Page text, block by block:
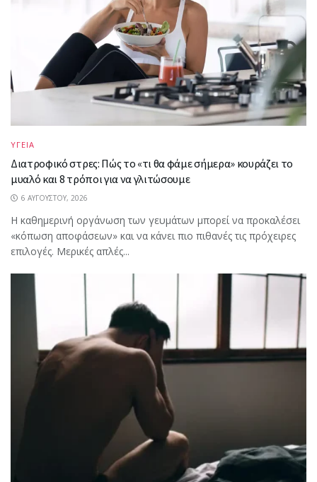
ΥΓΕΙΑ
Διατροφικό στρες: Πώς το «τι θα φάμε σήμερα» κουράζει το
μυαλό και 8 τρόποι για να γλιτώσουμε
6 ΑΥΓΟΎΣΤΟΥ, 2026
Η καθημερινή οργάνωση των γευμάτων μπορεί να προκαλέσει
«κόπωση αποφάσεων» και να κάνει πιο πιθανές τις πρόχειρες
επιλογές. Μερικές απλές...